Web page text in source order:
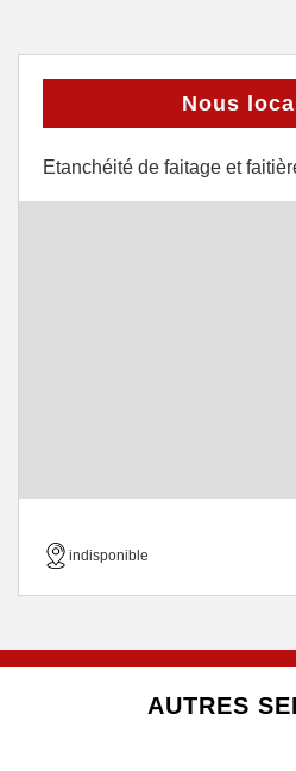
Nous
Etanchéité de faitage et
indisponible
AUTRES